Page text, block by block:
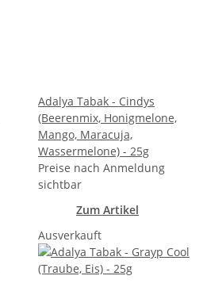
Adalya Tabak - Cindys
(Beerenmix, Honigmelone,
Mango, Maracuja,
Wassermelone) - 25g
Preise nach Anmeldung
sichtbar
Zum Artikel
Ausverkauft